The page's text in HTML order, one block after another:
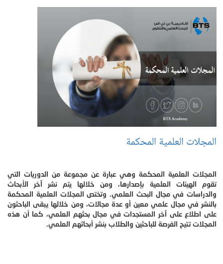
المجلات العلمية المحكمة
المجلات العلمية المحكمة وهي عبارة عن مجموعة من الدوريات التي
تقوم الهيئات العلمية بإصدارها، ومن خلالها يتم نشر آخر الأبحاث
والدراسات في مجال البحث العلمي. وتختص المجلات العلمية المحكمة
بالنشر في مجال علمي معين أو عدة مجالات، ومن خلالها يبقى الباحثون
على اطلاع على آخر المستجدات في مجال بحثهم العلمي، كما أن هذه
المجلات تتيح الفرصة للباحثين والطلاب بنشر أبحاثهم العلمي.